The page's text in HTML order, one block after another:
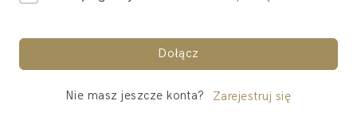
Dołącz
Nie masz jeszcze konta? Zarejestruj się